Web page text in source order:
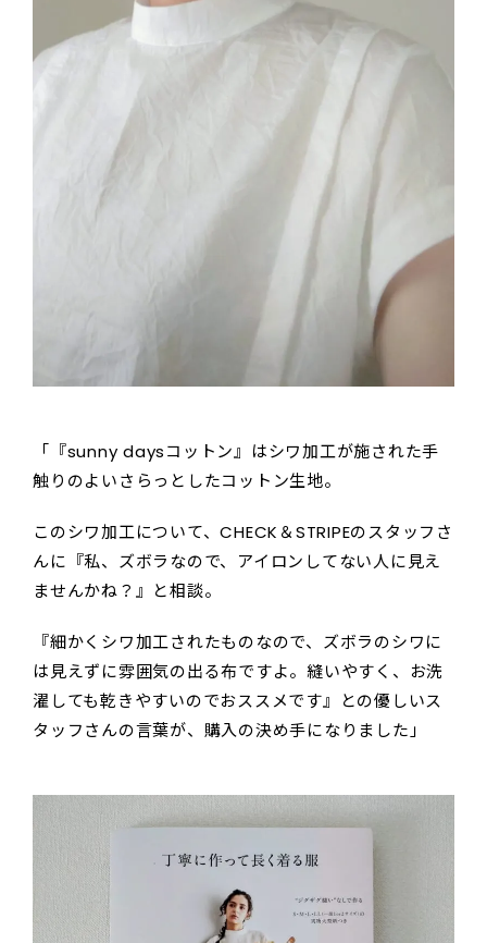
「『sunny daysコットン』はシワ加工が施された手
触りのよいさらっとしたコットン生地。
このシワ加工について、CHECK＆STRIPEのスタッフさ
んに『私、ズボラなので、アイロンしてない人に見え
ませんかね？』と相談。
『細かくシワ加工されたものなので、ズボラのシワに
は見えずに雰囲気の出る布ですよ。縫いやすく、お洗
濯しても乾きやすいのでおススメです』との優しいス
タッフさんの言葉が、購入の決め手になりました」